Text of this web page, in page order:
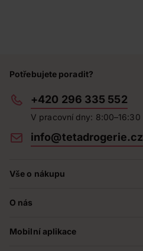
Potřebujete poradit?
+420 296 335 552
V pracovní dny: 8:00–16:30
info@tetadrogerie.cz
Vše o nákupu
Prodejny
O nás
Mobilní aplikace